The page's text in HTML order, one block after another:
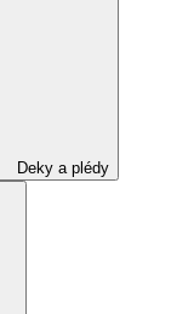
Deky a plédy